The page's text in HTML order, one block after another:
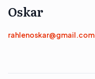
Oskar
rahlenoskar@gmail.com